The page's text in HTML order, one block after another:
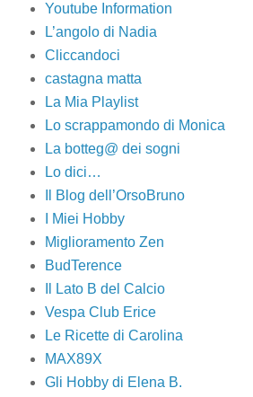
Youtube Information
L’angolo di Nadia
Cliccandoci
castagna matta
La Mia Playlist
Lo scrappamondo di Monica
La botteg@ dei sogni
Lo dici…
Il Blog dell’OrsoBruno
I Miei Hobby
Miglioramento Zen
BudTerence
Il Lato B del Calcio
Vespa Club Erice
Le Ricette di Carolina
MAX89X
Gli Hobby di Elena B.